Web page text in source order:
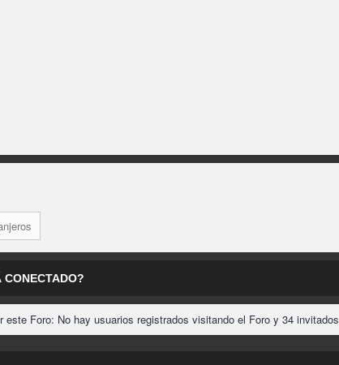
CONECTADO?
este Foro: No hay usuarios registrados visitando el Foro y 34 invitados